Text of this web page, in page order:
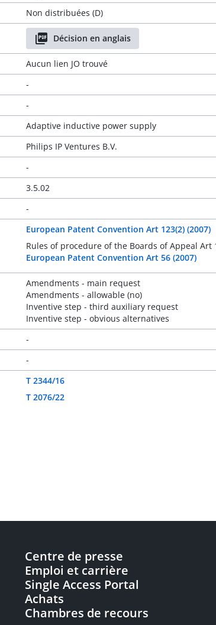
Non distribuées (D)
Décision en anglais
Aucun lien JO trouvé
-
-
Adaptive inductive power supply
Philips IP Ventures B.V.
-
3.5.02
-
European Patent Convention Art 123(2) (2007)
Rules of procedure of the Boards of Appeal Art
European Patent Convention Art 56 (2007)
Amendments - main request
Amendments - allowable (no)
Inventive step - third auxiliary request
Inventive step - obvious alternatives
-
-
T 2344/16
T 2076/22
Centre de presse
Emploi et carrière
Single Access Portal
Achats
Chambres de recours